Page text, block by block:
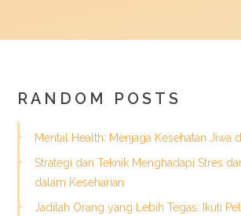
RANDOM POSTS
Mental Health: Menjaga Kesehatan Jiwa
Strategi dan Teknik Menghadapi Stres
dalam Keseharian
Jadilah Orang yang Lebih Tegas: Ikuti